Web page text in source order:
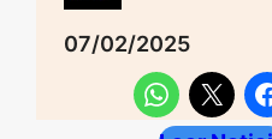
07/02/2025